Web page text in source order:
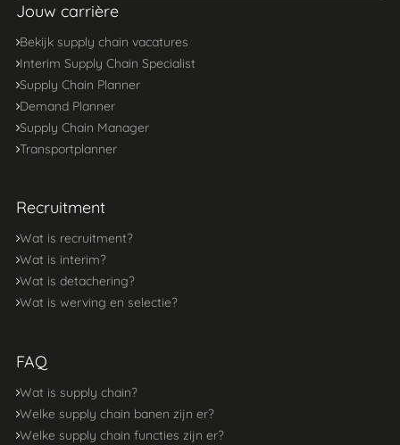
Jouw carrière
Bekijk supply chain vacatures
Interim Supply Chain Specialist
Supply Chain Planner
Demand Planner
Supply Chain Manager
Transportplanner
Recruitment
Wat is recruitment?
Wat is interim?
Wat is detachering?
Wat is werving en selectie?
FAQ
Wat is supply chain?
Welke supply chain banen zijn er?
Welke supply chain functies zijn er?